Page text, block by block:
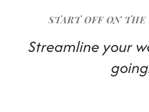
START OFF ON
Streamline your